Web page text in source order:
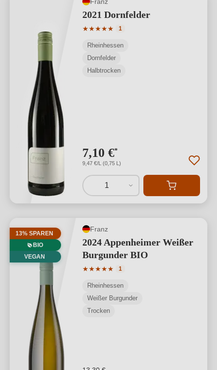
2021 Dornfelder
★★★★★
Durchschnittliche Bewertung von 5
1
Rheinhessen
Dornfelder
Halbtrocken
7,10 €*
9,47 €/L (0,75 L)
1
13% SPAREN
BIO
VEGAN
Franz
2024 Appenheimer Weißer
Burgunder BIO
★★★★★
Durchschnittliche Bewertung von 5
1
Rheinhessen
Weißer Burgunder
Trocken